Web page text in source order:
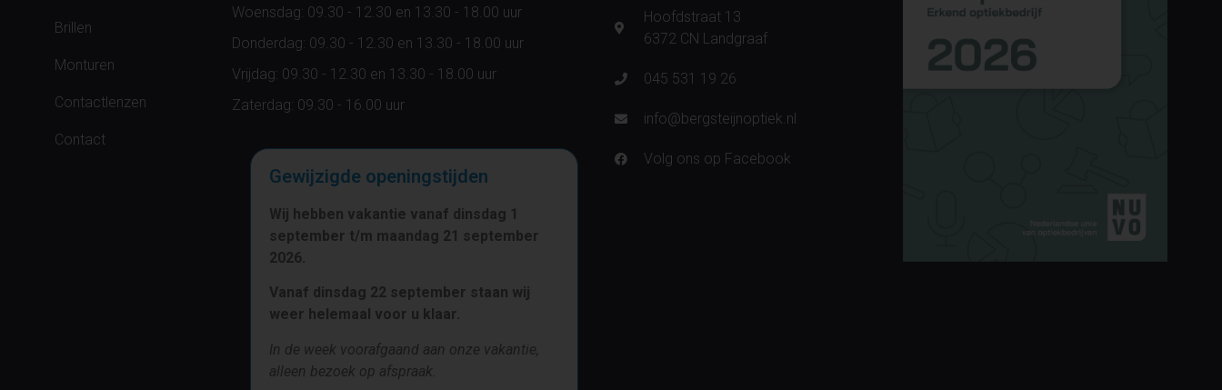
Brillen
Monturen
Contactlenzen
Contact
Woensdag: 09.30 - 12.30 en 13.30 - 18.00 uur
Donderdag: 09.30 - 12.30 en 13.30 - 18.00 uur
Vrijdag: 09.30 - 12.30 en 13.30 - 18.00 uur
Zaterdag: 09.30 - 16.00 uur
Gewijzigde openingstijden
Wij hebben vakantie vanaf dinsdag 1
september t/m maandag 21 september
2026.
Vanaf dinsdag 22 september staan wij
weer helemaal voor u klaar.
In de week voorafgaand aan onze vakantie,
alleen bezoek op afspraak.
Hoofdstraat 13
6372 CN Landgraaf
045 531 19 26
info@bergsteijnoptiek.nl
Volg ons op Facebook